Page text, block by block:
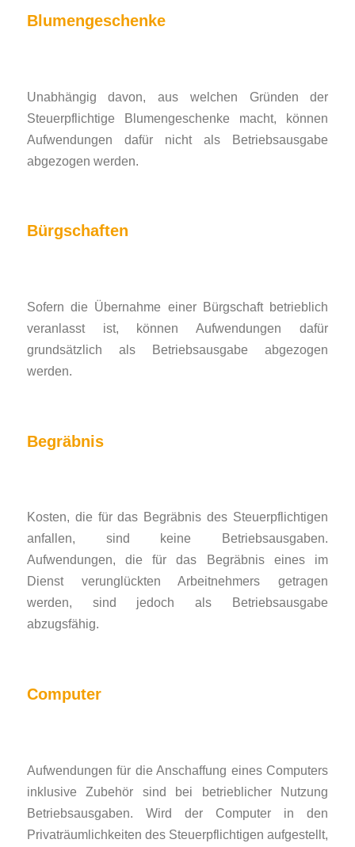
Blumengeschenke
Unabhängig davon, aus welchen Gründen der
Steuerpflichtige Blumengeschenke macht, können
Aufwendungen dafür nicht als Betriebsausgabe
abgezogen werden.
Bürgschaften
Sofern die Übernahme einer Bürgschaft betrieblich
veranlasst ist, können Aufwendungen dafür
grundsätzlich als Betriebsausgabe abgezogen
werden.
Begräbnis
Kosten, die für das Begräbnis des Steuerpflichtigen
anfallen, sind keine Betriebsausgaben.
Aufwendungen, die für das Begräbnis eines im
Dienst verunglückten Arbeitnehmers getragen
werden, sind jedoch als Betriebsausgabe
abzugsfähig.
Computer
Aufwendungen für die Anschaffung eines Computers
inklusive Zubehör sind bei betrieblicher Nutzung
Betriebsausgaben. Wird der Computer in den
Privaträumlichkeiten des Steuerpflichtigen aufgestellt,